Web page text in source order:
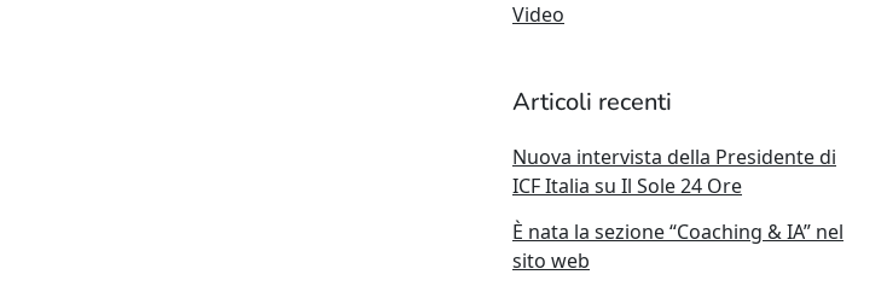
Video
Articoli recenti
Nuova intervista della Presidente di
ICF Italia su Il Sole 24 Ore
È nata la sezione “Coaching & IA” nel
sito web